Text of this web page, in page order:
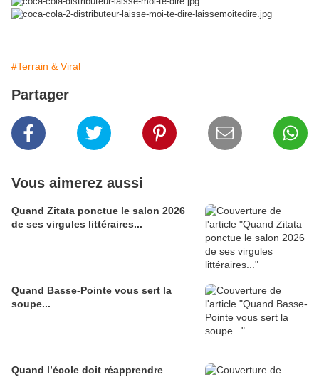
#Terrain & Viral
Partager
Vous aimerez aussi
Quand Zitata ponctue le salon 2026
de ses virgules littéraires...
Quand Basse-Pointe vous sert la
soupe...
Quand l’école doit réapprendre